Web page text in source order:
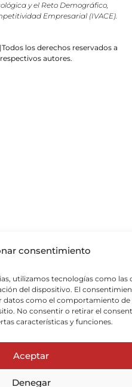
consentimiento
utilizamos tecnologías como las
del dispositivo. El
datos como el comportamiento de
No consentir o retirar el
características y funciones.
Aceptar
Denegar
y el Reto Demográfico,
Empresarial (IVACE).
los derechos reservados a
autores.